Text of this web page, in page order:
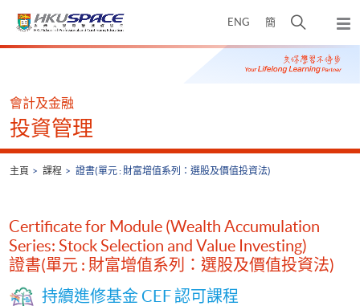
ENG 簡
開
搜
尋
彈
出
主
Main
會計及金融
投資管理
主頁 課程 證書(單元 : 財富增值系列：選股及價值投資法)
Certificate for Module (Wealth Accumulation
Series: Stock Selection and Value Investing)
證書(單元 : 財富增值系列：選股及價值投資法)
持續進修基金 CEF 認可課程